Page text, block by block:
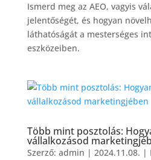
Ismerd meg az AEO, vagyis
jelentőségét, és hogyan
láthatóságát a mesterséges
eszközeiben.
Több mint posztolás:
vállalkozásod
Szerző: admin | 2024.11.08. |